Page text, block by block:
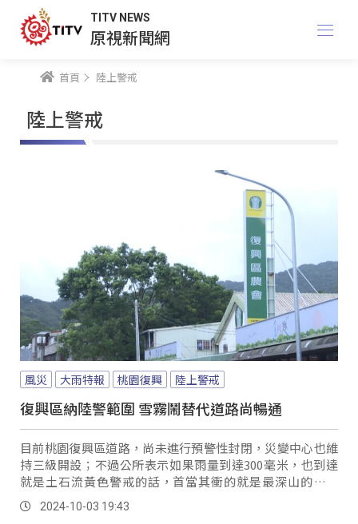
TITV NEWS
原視新聞網
首頁 陸上警戒
陸上警戒
風災 大雨特報 桃園復興 陸上警戒
復興區納陸警範圍 雪霧鬧替代道路尚暢通
目前桃園復興區道路，尚未進行預警性封閉，災變中心也維
持三級開設；不過公所表示如果雨量到達300毫米，也到達
就是土石流黃色警戒的話，首當其衝的就是最深山的華陵
里，公所也會隨時掌握部落的狀況。
2024-10-03 19:43